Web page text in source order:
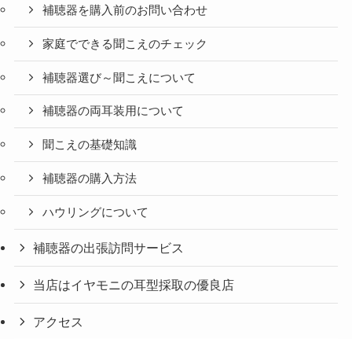
補聴器を購入前のお問い合わせ
家庭でできる聞こえのチェック
補聴器選び～聞こえについて
補聴器の両耳装用について
聞こえの基礎知識
補聴器の購入方法
ハウリングについて
補聴器の出張訪問サービス
当店はイヤモニの耳型採取の優良店
アクセス